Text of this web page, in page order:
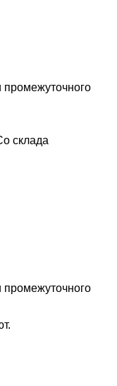
промежуточного
склада
промежуточного